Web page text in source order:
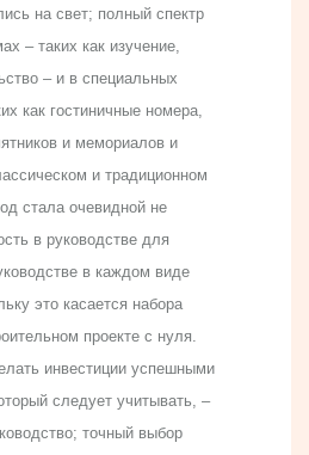
на свет; полный спектр
– таких как изучение,
– и в специальных
как гостиничные номера,
и мемориалов и
и традиционном
стала очевидной не
в руководстве для
в каждом виде
это касается набора
проекте с нуля.
инвестиции успешными
следует учитывать, –
точный выбор